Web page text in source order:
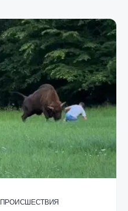
ПРОИСШЕСТВИЯ